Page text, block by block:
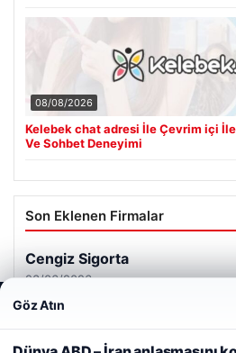
08/08/2026
Kelebek chat adresi İle Çevrim içi
Ve Sohbet Deneyimi
Son Eklenen Firmalar
Cengiz Sigorta
23/06/2026
Web sitemizi nasıl kullandığınızı
deneyiminizi kişiselleştirmek ve
kullanıyoruz.
Çerez Politikamız
Göz Atın